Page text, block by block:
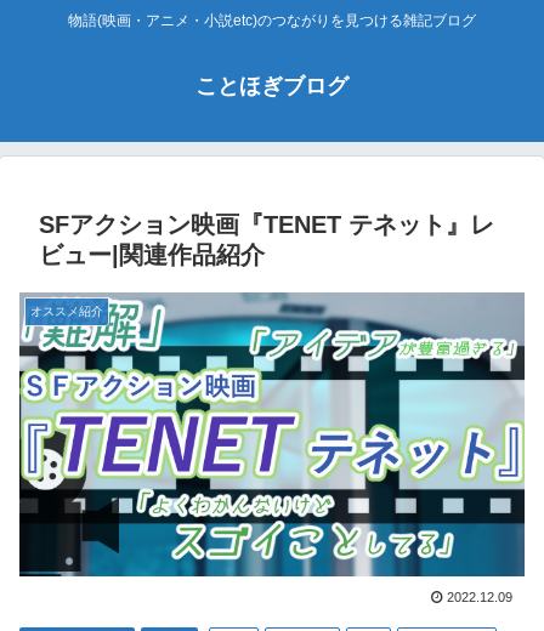
物語(映画・アニメ・小説etc)のつながりを見つける雑記ブログ
ことほぎブログ
SFアクション映画『TENET テネット』レ
ビュー|関連作品紹介
オススメ紹介
2022.12.09